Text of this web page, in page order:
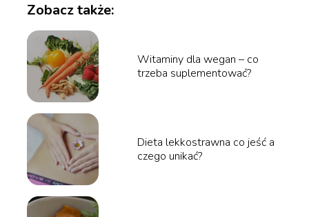
Zobacz także:
Witaminy dla wegan – co
trzeba suplementować?
Dieta lekkostrawna co jeść a
czego unikać?